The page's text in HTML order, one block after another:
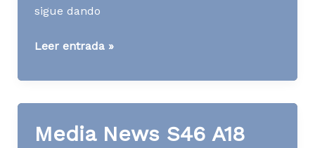
sigue dando
Media
S47
Leer entrada »
Media News S46 A18